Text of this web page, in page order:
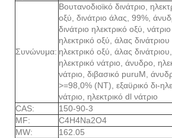
Συνώνυμα:
Βουτανοδιοϊκό δινάτριο,
οξύ, δινάτριο άλας, 99%,
δινάτριο ηλεκτρικό οξύ, νάτριο
ηλεκτρικό οξύ, άλας δινάτριου
ηλεκτρικό οξύ, άλας δινάτριου,
ηλεκτρικό νάτριο, άνυδρο,
νάτριο, διβασικό puruM,
>=98,0% (ΝΤ), εξαϋρικό δι-
νάτριο, ηλεκτρικό dl νάτριο
CAS:
150-90-3
MF:
C4H4Na2O4
MW:
162.05